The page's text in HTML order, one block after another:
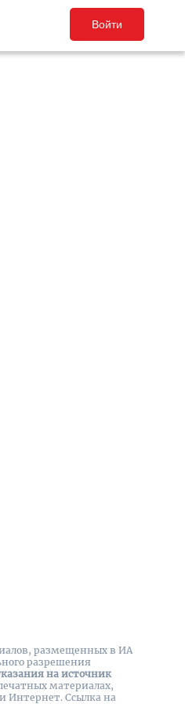
Войти
размещенных в ИА
разрешения
на источник
материалах,
Интернет. Ссылка на